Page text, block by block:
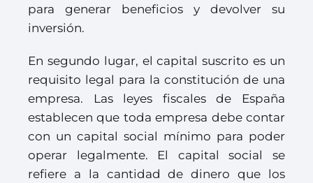
para generar beneficios y devolver su
inversión.
En segundo lugar, el capital suscrito es un
requisito legal para la constitución de una
empresa. Las leyes fiscales de España
establecen que toda empresa debe contar
con un capital social mínimo para poder
operar legalmente. El capital social se
refiere a la cantidad de dinero que los